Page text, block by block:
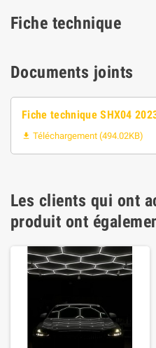
Fiche technique
Documents joints
Fiche technique SHX04
 Téléchargement (494.02KB)
Les clients qui ont
produit ont